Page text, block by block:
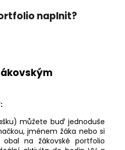
naplnit?
můžete buď jednoduše
jménem žáka nebo si
na žákovské portfolio